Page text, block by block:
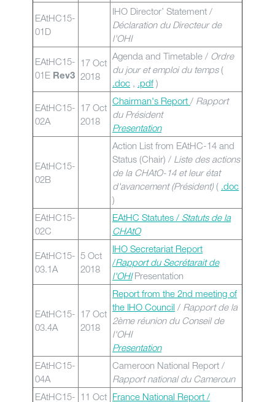
EAtHC15-
01D
IHO Director’ Statement /
Déclaration du Directeur de
l'OHI
EAtHC15-
01E Rev3
17 Oct
2018
Agenda and Timetable / Ordre
du jour et emploi du temps(
.doc , .pdf )
EAtHC15-
02A
17 Oct
2018
Chairman's Report / Rapport
du Président
Presentation
EAtHC15-
02B
Action List from EAtHC-14 and
Status (Chair) / Liste des actions
de la CHAtO-14 et leur état
d'avancement (Président)( .doc
)
EAtHC15-
02C
EAtHC Statutes / Statuts de la
CHAtO
EAtHC15-
03.1A
5 Oct
2018
IHO Secretariat Report
/Rapport du Secrétarait de
l'OHIPresentation
EAtHC15-
03.4A
17 Oct
2018
Report from the 2nd meeting of
the IHO Council / Rapport de la
2ème réunion du Conseil de
l'OHI
Presentation
EAtHC15-
04A
Cameroon National Report /
Rapport national du Cameroun
EAtHC15- 11 Oct France National Report /